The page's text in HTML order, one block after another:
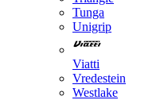
Tunga
Unigrip
Viatti
Vredestein
Westlake